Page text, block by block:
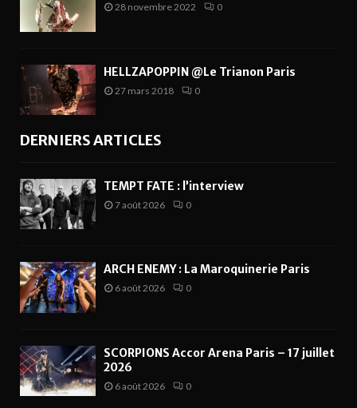
28 novembre 2022 0
HELLZAPOPPIN @Le Trianon Paris
27 mars 2018 0
DERNIERS ARTICLES
TEMPT FATE : l’interview
7 août 2026 0
ARCH ENEMY : La Maroquinerie Paris
6 août 2026 0
SCORPIONS Accor Arena Paris – 17 juillet
2026
6 août 2026 0